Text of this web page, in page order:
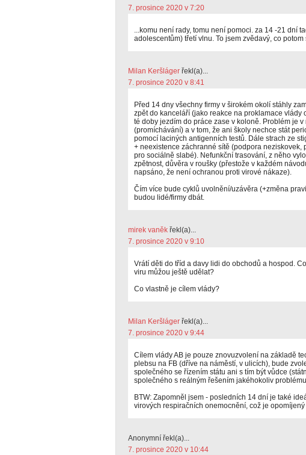
7. prosince 2020 v 7:20
...komu není rady, tomu není pomoci. za 14 -21 dní
adolescentům) třetí vlnu. To jsem zvědavý, co potom
Milan Keršláger řekl(a)...
7. prosince 2020 v 8:41
Před 14 dny všechny firmy v širokém okolí stáhly
zpět do kanceláří (jako reakce na proklamace vlády
té doby jezdím do práce zase v koloně. Problém je
(promíchávání) a v tom, že ani školy nechce stát
pomocí laciných antigenních testů. Dále strach ze
+ neexistence záchranné sítě (podpora neziskovek,
pro sociálně slabé). Nefunkční trasování, z něho
zpětnost, důvěra v roušky (přestože v každém
napsáno, že není ochranou proti virové nákaze).
Čím více bude cyklů uvolnění/uzávěra (+změna
budou lidé/firmy dbát.
mirek vaněk řekl(a)...
7. prosince 2020 v 9:10
Vrátí děti do tříd a davy lidi do obchodů a hospod.
viru můžou ještě udělat?
Co vlastně je cílem vlády?
Milan Keršláger řekl(a)...
7. prosince 2020 v 9:44
Cílem vlády AB je pouze znovuzvolení na základě
plebsu na FB (dříve na náměstí, v ulicích), bude
společného se řízením státu ani s tím být vůdce
společného s reálným řešením jakéhokoliv
BTW: Zapomněl jsem - posledních 14 dní je také
virových respiračních onemocnění, což je
Anonymní řekl(a)...
7. prosince 2020 v 10:44